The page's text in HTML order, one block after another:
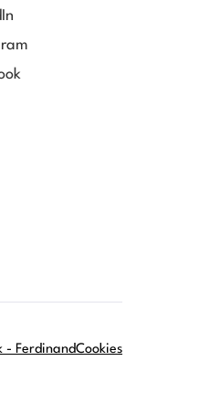
- FerdinandCookies